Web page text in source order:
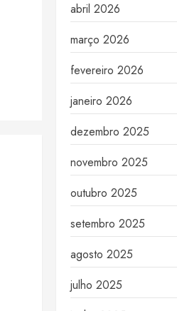
abril 2026
março 2026
fevereiro 2026
janeiro 2026
dezembro 2025
novembro 2025
outubro 2025
setembro 2025
agosto 2025
julho 2025